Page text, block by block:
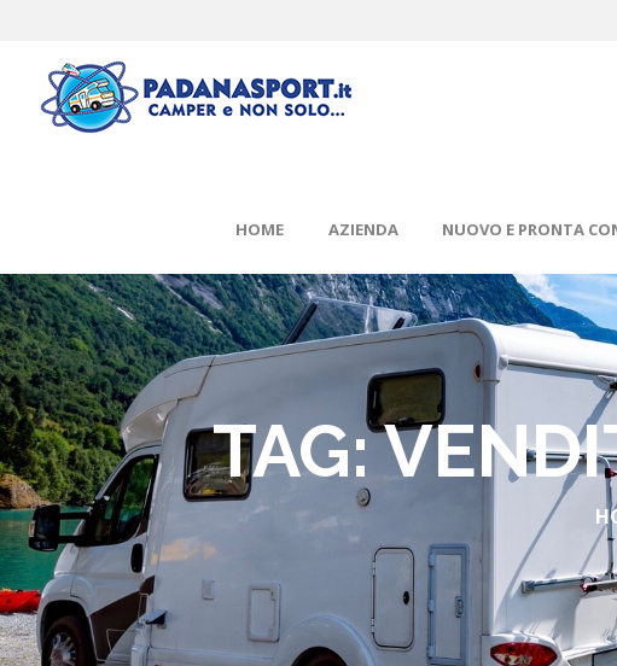
HOME AZIENDA NUOVO E PRONTA
TAG: